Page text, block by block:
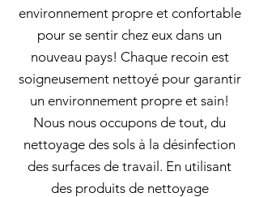
environnement propre et confortable
pour se sentir chez eux dans un
nouveau pays! Chaque recoin est
soigneusement nettoyé pour garantir
un environnement propre et sain!
Nous nous occupons de tout, du
nettoyage des sols à la désinfection
des surfaces de travail. En utilisant
des produits de nettoyage